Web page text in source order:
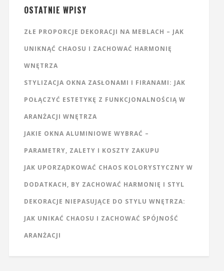
OSTATNIE WPISY
ZŁE PROPORCJE DEKORACJI NA MEBLACH – JAK
UNIKNĄĆ CHAOSU I ZACHOWAĆ HARMONIĘ
WNĘTRZA
STYLIZACJA OKNA ZASŁONAMI I FIRANAMI: JAK
POŁĄCZYĆ ESTETYKĘ Z FUNKCJONALNOŚCIĄ W
ARANŻACJI WNĘTRZA
JAKIE OKNA ALUMINIOWE WYBRAĆ –
PARAMETRY, ZALETY I KOSZTY ZAKUPU
JAK UPORZĄDKOWAĆ CHAOS KOLORYSTYCZNY W
DODATKACH, BY ZACHOWAĆ HARMONIĘ I STYL
DEKORACJE NIEPASUJĄCE DO STYLU WNĘTRZA:
JAK UNIKAĆ CHAOSU I ZACHOWAĆ SPÓJNOŚĆ
ARANŻACJI